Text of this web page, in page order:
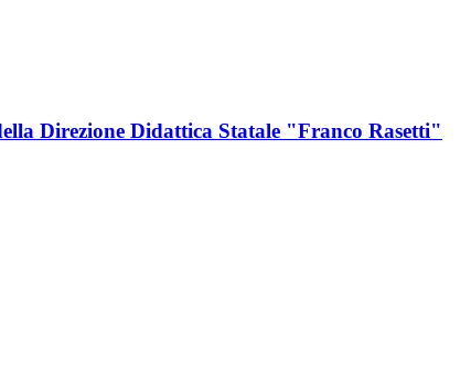
Direzione Didattica Statale "Franco Rasetti"